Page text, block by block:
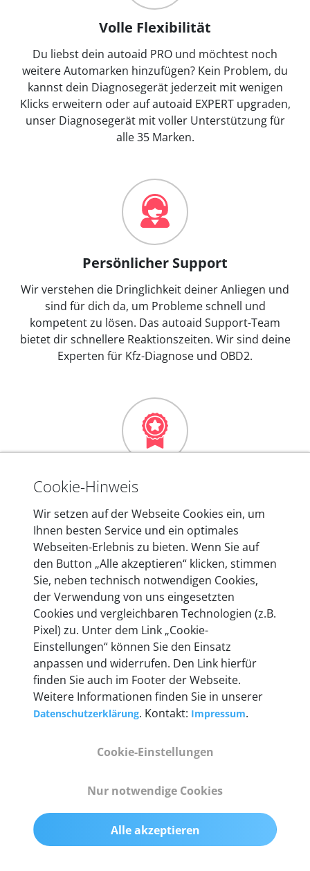
Volle Flexibilität
Du liebst dein autoaid PRO und möchtest noch
weitere Automarken hinzufügen? Kein Problem, du
kannst dein Diagnosegerät jederzeit mit wenigen
Klicks erweitern oder auf autoaid EXPERT upgraden,
unser Diagnosegerät mit voller Unterstützung für
alle 35 Marken.
Persönlicher Support
Wir verstehen die Dringlichkeit deiner Anliegen und
sind für dich da, um Probleme schnell und
kompetent zu lösen. Das autoaid Support-Team
bietet dir schnellere Reaktionszeiten. Wir sind deine
Experten für Kfz-Diagnose und OBD2.
Mehr als 10 Jahre Erfahrung
In den Kfz-Diagnosegeräten von autoaid stecken
mehr als 10 Jahre Erfahrung, und auch in Zukunft
entwickeln wir unsere Produkte am Standort in
Berlin laufend weiter. Auf diese Qualität vertrauen
heute mehr als 60.000 Privatkunden und
Unternehmen.
Technische Details &
Lieferumfang
Abmessungen
Gewicht
200 g
Cookie-Hinweis
Wir setzen auf der Webseite Cookies ein, um
Ihnen besten Service und ein optimales
Webseiten-Erlebnis zu bieten. Wenn Sie auf
den Button „Alle akzeptieren“ klicken, stimmen
Sie, neben technisch notwendigen Cookies,
der Verwendung von uns eingesetzten
Cookies und vergleichbaren Technologien (z.B.
Pixel) zu. Unter dem Link „Cookie-
Einstellungen“ können Sie den Einsatz
anpassen und widerrufen. Den Link hierfür
finden Sie auch im Footer der Webseite.
Weitere Informationen finden Sie in unserer
Datenschutzerklärung. Kontakt: Impressum.
Cookie-Einstellungen
Nur notwendige Cookies
Alle akzeptieren